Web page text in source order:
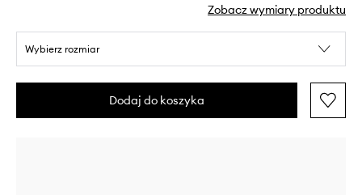
Zobacz wymiary produktu
Wybierz rozmiar
Dodaj do koszyka